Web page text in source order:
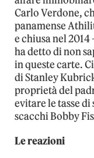
Carlo Verdone,
panamense
e chiusa nel
ha detto di non
in queste carte.
di Stanley
proprietà del
evitare le tasse
scacchi Bobby
Le reazioni